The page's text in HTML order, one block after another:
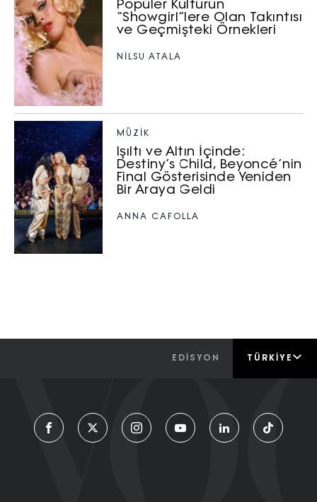
Popüler Kültürün
“Showgirl”lere Olan Takıntısı
ve Geçmişteki Örnekleri
NILSU ATALA
MÜZİK
Işıltı ve Altın İçinde:
Destiny’s Child, Beyoncé’nin
Final Gösterisinde Yeniden
Bir Araya Geldi
ANNA CAFOLLA
EDİSYON TÜRKIYE